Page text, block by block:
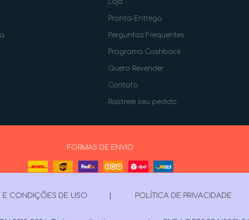
Loja
Pronta-Entrega
Perguntas Frequentes
Programa Cashback
Quero Revender
Contato
Rastreie seu pedido
FORMAS DE ENVIO
E CONDIÇÕES DE USO POLÍTICA DE PRIVACIDADE